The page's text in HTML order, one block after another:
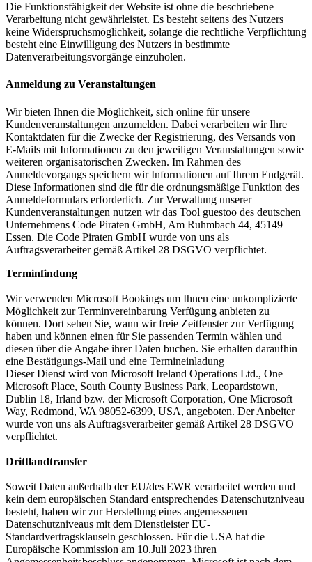
Die Funktionsfähigkeit der Website ist ohne die beschriebene
Verarbeitung nicht gewährleistet. Es besteht seitens des Nutzers
keine Widerspruchsmöglichkeit, solange die rechtliche Verpflichtung
besteht eine Einwilligung des Nutzers in bestimmte
Datenverarbeitungsvorgänge einzuholen.
Anmeldung zu Veranstaltungen
Wir bieten Ihnen die Möglichkeit, sich online für unsere
Kundenveranstaltungen anzumelden. Dabei verarbeiten wir Ihre
Kontaktdaten für die Zwecke der Registrierung, des Versands von
E-Mails mit Informationen zu den jeweiligen Veranstaltungen sowie
weiteren organisatorischen Zwecken. Im Rahmen des
Anmeldevorgangs speichern wir Informationen auf Ihrem Endgerät.
Diese Informationen sind die für die ordnungsmäßige Funktion des
Anmeldeformulars erforderlich. Zur Verwaltung unserer
Kundenveranstaltungen nutzen wir das Tool guestoo des deutschen
Unternehmens Code Piraten GmbH, Am Ruhmbach 44, 45149
Essen. Die Code Piraten GmbH wurde von uns als
Auftragsverarbeiter gemäß Artikel 28 DSGVO verpflichtet.
Terminfindung
Wir verwenden Microsoft Bookings um Ihnen eine unkomplizierte
Möglichkeit zur Terminvereinbarung Verfügung anbieten zu
können. Dort sehen Sie, wann wir freie Zeitfenster zur Verfügung
haben und können einen für Sie passenden Termin wählen und
diesen über die Angabe ihrer Daten buchen. Sie erhalten daraufhin
eine Bestätigungs-Mail und eine Termineinladung
Dieser Dienst wird von Microsoft Ireland Operations Ltd., One
Microsoft Place, South County Business Park, Leopardstown,
Dublin 18, Irland bzw. der Microsoft Corporation, One Microsoft
Way, Redmond, WA 98052-6399, USA, angeboten. Der Anbeiter
wurde von uns als Auftragsverarbeiter gemäß Artikel 28 DSGVO
verpflichtet.
Drittlandtransfer
Soweit Daten außerhalb der EU/des EWR verarbeitet werden und
kein dem europäischen Standard entsprechendes Datenschutzniveau
besteht, haben wir zur Herstellung eines angemessenen
Datenschutzniveaus mit dem Dienstleister EU-
Standardvertragsklauseln geschlossen. Für die USA hat die
Europäische Kommission am 10.Juli 2023 ihren